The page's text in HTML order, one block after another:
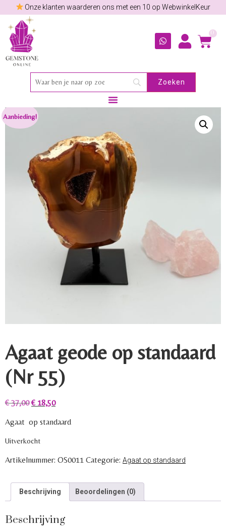
Onze klanten waarderen ons met een 10 op WebwinkelKeur
0
Aanbieding!
Agaat geode op standaard
(Nr 55)
€37,00 € 18,50
Agaat op standaard
Uitverkocht
Artikelnummer: OS0011 Categorie: Agaat op standaard
Beschrijving Beoordelingen (0)
Beschrijving